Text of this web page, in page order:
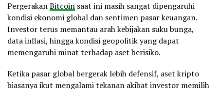
PergerakanBitcoin saat ini masih sangat dipengaruhi
kondisi ekonomi global dan sentimen pasar keuangan.
Investor terus memantau arah kebijakan suku bunga,
data inflasi, hingga kondisi geopolitik yang dapat
memengaruhi minat terhadap aset berisiko.
Ketika pasar global bergerak lebih defensif, aset kripto
biasanya ikut mengalami tekanan akibat investor memilih